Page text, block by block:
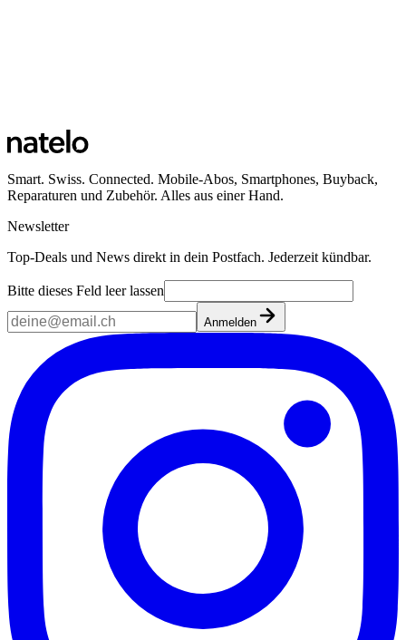
Smart. Swiss. Connected. Mobile-Abos, Smartphones, Buyback,
Reparaturen und Zubehör. Alles aus einer Hand.
Newsletter
Top-Deals und News direkt in dein Postfach. Jederzeit kündbar.
Bitte dieses Feld leer lassen
Anmelden